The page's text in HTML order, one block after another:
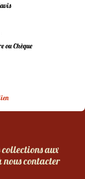
ou Chèque
collections aux
nous contacter